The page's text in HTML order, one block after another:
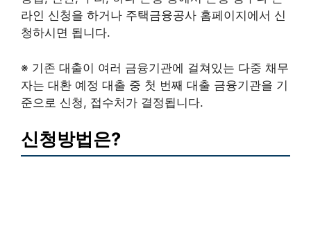
라인 신청을 하거나 주택금융공사 홈페이지에서 신
청하시면 됩니다.
※ 기존 대출이 여러 금융기관에 걸쳐있는 다중 채무
자는 대환 예정 대출 중 첫 번째 대출 금융기관을 기
준으로 신청, 접수처가 결정됩니다.
신청방법은?